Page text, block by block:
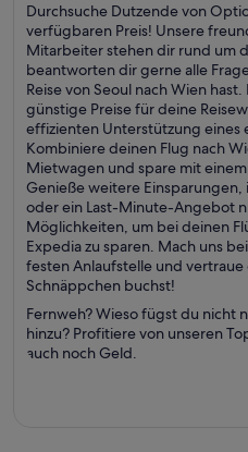
Durchsuche Dutzende von
verfügbaren Preis! Unsere
Mitarbeiter stehen dir rund um
beantworten dir gerne alle
Reise von Seoul nach Wien
günstige Preise für deine
effizienten Unterstützung eines
Kombiniere deinen Flug nach
Mietwagen und spare mit
Genieße weitere Einsparungen,
oder ein Last-Minute-Angebot
Möglichkeiten, um bei deinen
Expedia zu sparen. Mach uns
festen Anlaufstelle und vertraue
Schnäppchen buchst!
Fernweh? Wieso fügst du nicht
hinzu? Profitiere von unseren
auch noch Geld.